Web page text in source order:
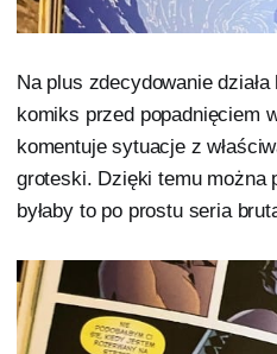
Na plus zdecydowanie
komiks przed popadnięciem
komentuje sytuacje z
groteski. Dzięki temu można
byłaby to po prostu seria